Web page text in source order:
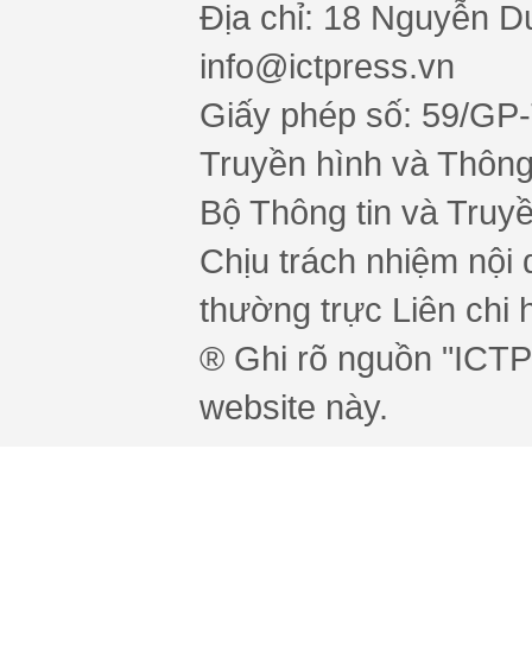
Địa chỉ: 18 Nguyễn
info@ictpress.vn
Giấy phép số: 59/
Truyền hình và
Bộ Thông tin và
Chịu trách nhiệm nội
thường trực Liên chi
® Ghi rõ nguồn
website này.